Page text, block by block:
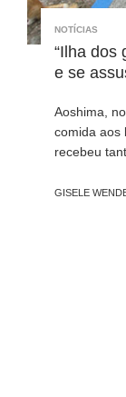
NOTÍCIAS
“Ilha dos
e se
Aoshima,
comida aos
recebeu
GISELE